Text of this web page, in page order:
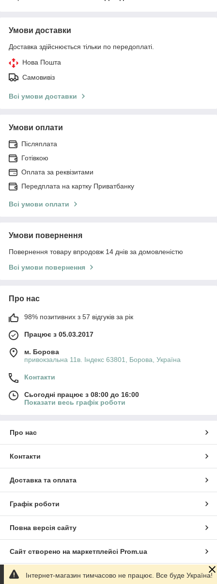
Умови доставки
Доставка здійснюється тільки по передоплаті.
Нова Пошта
Самовивіз
Всі умови доставки
Умови оплати
Післяплата
Готівкою
Оплата за реквізитами
Передплата на картку Приватбанку
Всі умови оплати
Умови повернення
Повернення товару впродовж 14 днів за домовленістю
Всі умови повернення
Про нас
98% позитивних з 57 відгуків за рік
Працює з 05.03.2017
м. Борова
привокзальна 11в. Індекс 63801, Борова, Україна
Контакти
Сьогодні працює з 08:00 до 16:00
Показати весь графік роботи
Про нас
Контакти
Доставка та оплата
Графік роботи
Повна версія сайту
Сайт створено на маркетплейсі Prom.ua
Політика конфіденційності
Інтернет-магазин тимчасово не працює. Все буде Україна!